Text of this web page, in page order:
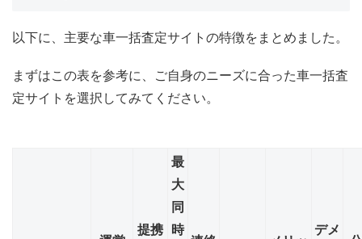
以下に、主要な車一括査定サイトの特徴をまとめました。
まずはこの表を参考に、ご自身のニーズに合った車一括査
定サイトを選択してみてください。
提携
最
大
同
時
デメ